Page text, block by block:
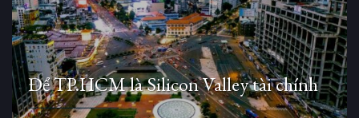
Để TP.HCM là Silicon Valley tài chính